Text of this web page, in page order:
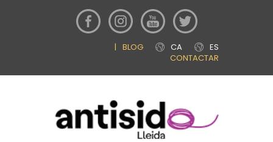
ES
CA
BLOG
|
CONTACTAR